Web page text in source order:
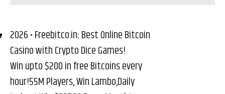
2026 • Freebitco.in: Best Online Bitcoin
Casino with Crypto Dice Games!
Win upto $200 in free Bitcoins every
hour!55M Players, Win Lambo,Daily